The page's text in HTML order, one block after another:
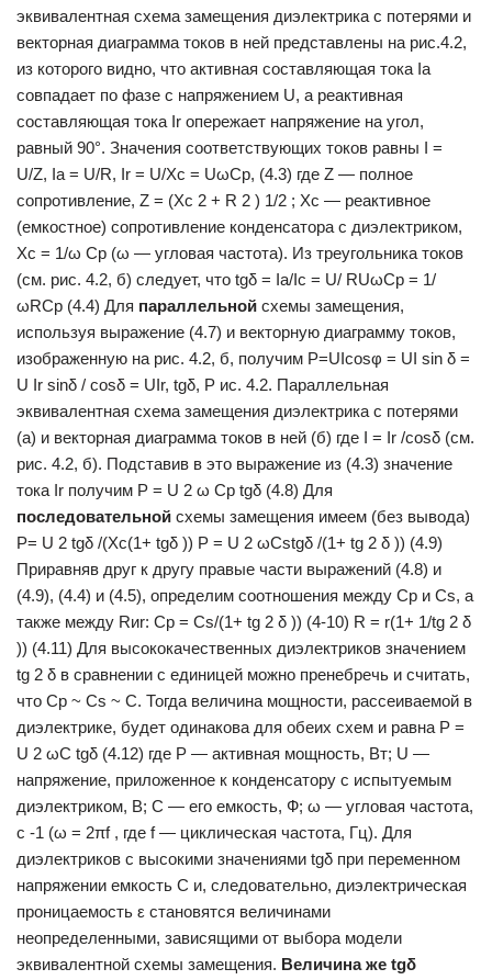
эквивалентная схема замещения диэлектрика с по­терями и
векторная диаграмма токов в ней представлены на рис.4.2,
из которого видно, что активная составляющая тока Iа
совпадает по фазе с напряжением U, а реактивная
составляющая тока Ir опережает напряжение на угол,
равный 90°. Значения соответствующих токов равны I =
U/Z, Ia = U/R, Ir = U/Xc = UωCp, (4.3) где Z — полное
сопротивление, Z = (Xc 2 + R 2 ) 1/2 ; Xс — реактивное
(емко­стное) сопротивление конденсатора с диэлектриком,
Xс = 1/ω Ср (ω — угловая частота). Из треугольника токов
(см. рис. 4.2, б) следует, что tgδ = Ia/Ic = U/ RUωCp = 1/
ωRCp (4.4) Для параллельной схемы замещения,
используя выражение (4.7) и векторную диаграмму токов,
изображенную на рис. 4.2, б, получим P=UIcosφ = UI sin δ =
U Ir sinδ / cosδ = UIr, tgδ, Р ис. 4.2. Параллельная
эквивалентная схема замещения диэлектрика с потерями
(а) и векторная диаграмма токов в ней (б) где I = Ir /cosδ (см.
рис. 4.2, б). Подставив в это выражение из (4.3) значение
тока Ir получим P = U 2 ω Cp tgδ (4.8) Для
последовательной схемы замещения имеем (без вывода)
P= U 2 tgδ /(Xc(1+ tgδ )) P = U 2 ωCstgδ /(1+ tg 2 δ )) (4.9)
Приравняв друг к другу правые части выражений (4.8) и
(4.9), (4.4) и (4.5), определим соотношения между Ср и Cs, а
также между Rиr: Cp = Cs/(1+ tg 2 δ )) (4-10) R = r(1+ 1/tg 2 δ
)) (4.11) Для высококачественных диэлектриков значением
tg 2 δ в сравне­нии с единицей можно пренебречь и считать,
что Ср ~ Cs ~ С. Тогда величина мощности, рассеиваемой в
диэлектрике, будет одинакова для обеих схем и равна P =
U 2 ωC tgδ (4.12) где Р — активная мощность, Вт; U —
напряжение, приложенное к конденсатору с испытуемым
диэлектриком, В; С — его емкость, Ф; ω — угловая частота,
с -1 (ω = 2πf , где f — циклическая частота, Гц). Для
диэлектриков с высокими значениями tgδ при переменном
напряжении емкость С и, следовательно, диэлектрическая
проницае­мость ε становятся величинами
неопределенными, зависящими от выбора модели
эквивалентной схемы замещения. Величина же tgδ